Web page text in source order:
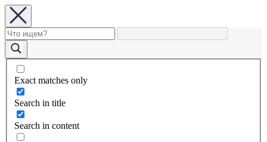
Exact matches only
Search in title
Search in content